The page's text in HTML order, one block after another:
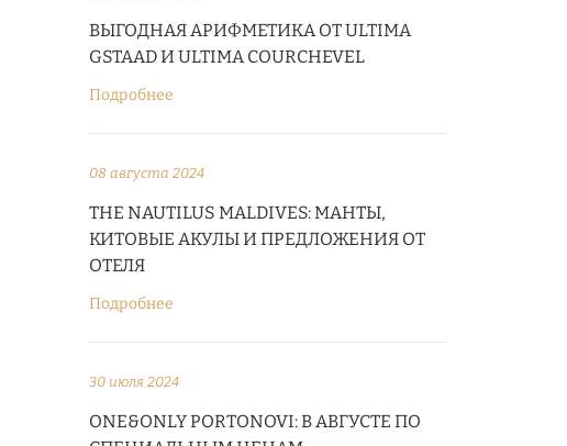
ВЫГОДНАЯ АРИФМЕТИКА ОТ ULTIMA
GSTAAD И ULTIMA COURCHEVEL
Подробнее
08 августа 2024
THE NAUTILUS MALDIVES: МАНТЫ,
КИТОВЫЕ АКУЛЫ И ПРЕДЛОЖЕНИЯ ОТ
ОТЕЛЯ
Подробнее
30 июля 2024
ONE&ONLY PORTONOVI: В АВГУСТЕ ПО